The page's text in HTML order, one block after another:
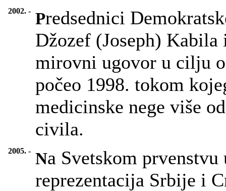
2002. - Predsednici
Džozef (Joseph)
mirovni ugovor u cilju
počeo 1998. tokom
medicinske nege više
civila.
2005. - Na Svetskom
reprezentacija Srbije i